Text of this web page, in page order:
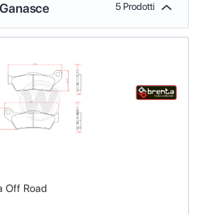
5 Prodotti
Off Road